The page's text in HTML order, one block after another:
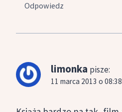
Odpowiedz
limonka pisze:
11 marca 2013 o 08:38